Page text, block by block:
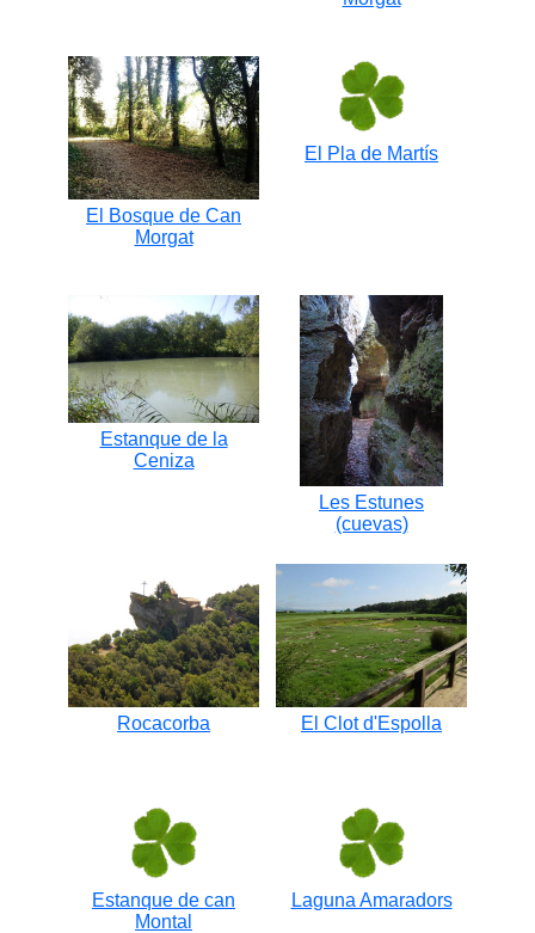
El Bosque de Can
Morgat
El Pla de Martís
Estanque de la
Ceniza
Les Estunes
(cuevas)
Rocacorba El Clot d'Espolla
Estanque de can
Montal
Laguna Amaradors